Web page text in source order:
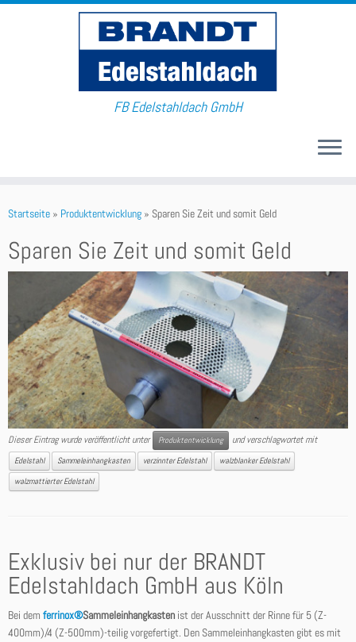
FB Edelstahldach GmbH
Startseite » Produktentwicklung » Sparen Sie Zeit und somit Geld
Sparen Sie Zeit und somit Geld
Dieser Eintrag wurde veröffentlicht unter Produktentwicklung und verschlagwortet mit
Edelstahl Sammeleinhangkasten verzinnter Edelstahl
walzblanker Edelstahl
walzmattierter Edelstahl
Exklusiv bei nur der BRANDT
Edelstahldach GmbH aus Köln
Bei dem ferrinox®Sammeleinhangkasten ist der Ausschnitt der Rinne für 5 (Z-
400mm)/4 (Z-500mm)-teilig vorgefertigt. Den Sammeleinhangkasten gibt es mit